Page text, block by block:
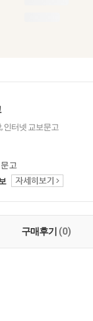
인터넷 교보문고
고
구매후기 (0)